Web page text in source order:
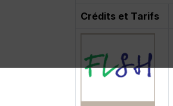
Crédits et Tarifs